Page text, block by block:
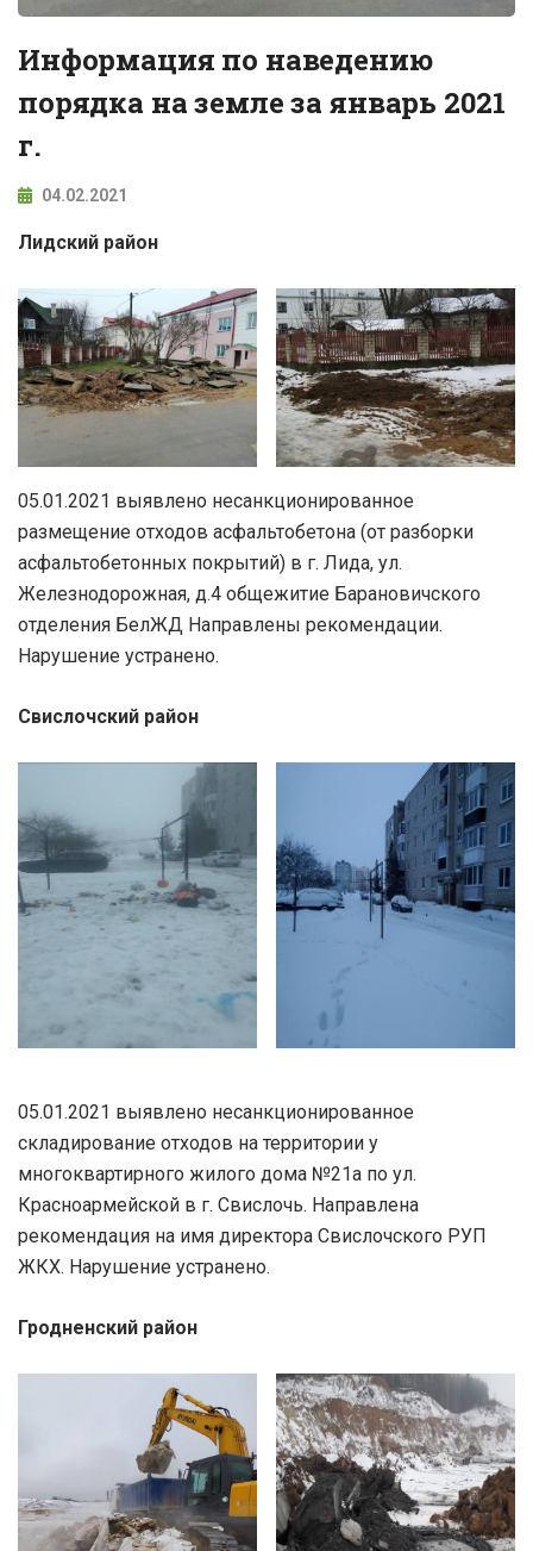
Информация по наведению
порядка на земле за январь 2021
г.
04.02.2021
Лидский район
05.01.2021 выявлено несанкционированное
размещение отходов асфальтобетона (от разборки
асфальтобетонных покрытий) в г. Лида, ул.
Железнодорожная, д.4 общежитие Барановичского
отделения БелЖД Направлены рекомендации.
Нарушение устранено.
Свислочский район
05.01.2021 выявлено несанкционированное
складирование отходов на территории у
многоквартирного жилого дома №21а по ул.
Красноармейской в г. Свислочь. Направлена
рекомендация на имя директора Свислочского РУП
ЖКХ. Нарушение устранено.
Гродненский район